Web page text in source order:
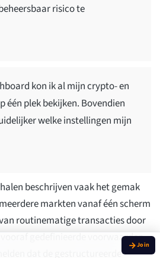
risico te
kon ik al mijn crypto- en
plek bekijken. Bovendien
welke instellingen mijn
beschrijven vaak het gemak
markten vanaf één scherm
routinematige transacties door
vooraf gedefinieerde voorwaarden.
dat de gestructureerde